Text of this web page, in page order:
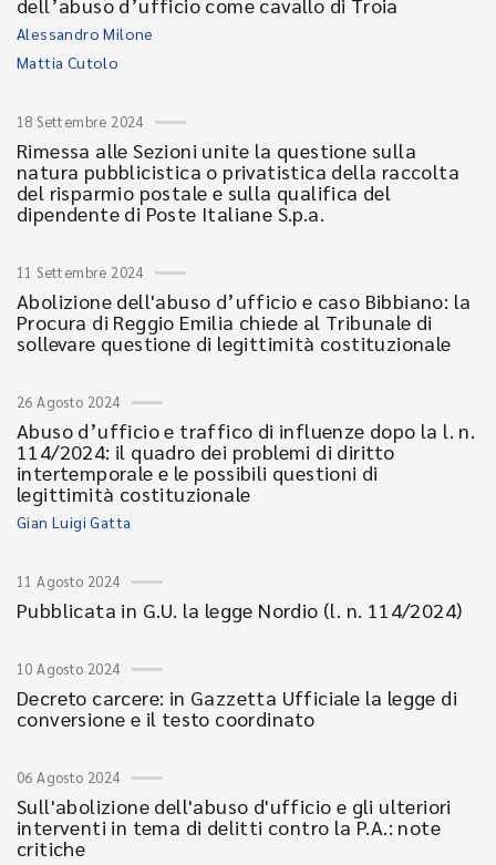
Alessandro Milone
Mattia Cutolo
18 Settembre 2024
Rimessa alle Sezioni unite la questione sulla
natura pubblicistica o privatistica della raccolta
del risparmio postale e sulla qualifica del
dipendente di Poste Italiane S.p.a.
11 Settembre 2024
Abolizione dell'abuso d’ufficio e caso Bibbiano: la
Procura di Reggio Emilia chiede al Tribunale di
sollevare questione di legittimità costituzionale
26 Agosto 2024
Abuso d’ufficio e traffico di influenze dopo la l. n.
114/2024: il quadro dei problemi di diritto
intertemporale e le possibili questioni di
legittimità costituzionale
Gian Luigi Gatta
11 Agosto 2024
Pubblicata in G.U. la legge Nordio (l. n. 114/2024)
10 Agosto 2024
Decreto carcere: in Gazzetta Ufficiale la legge di
conversione e il testo coordinato
06 Agosto 2024
Sull'abolizione dell'abuso d'ufficio e gli ulteriori
interventi in tema di delitti contro la P.A.: note
critiche